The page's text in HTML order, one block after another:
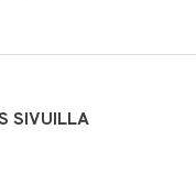
SIVUILLA